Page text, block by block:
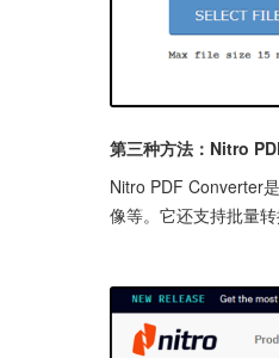
第三种方法：Nitro
Nitro PDF Converter
像等。它还支持批量